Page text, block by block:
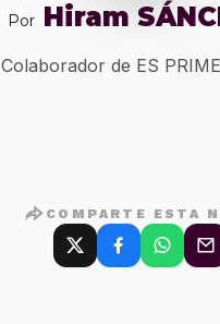
Por Hiram
Colaborador de ES
COMPARTE ESTA